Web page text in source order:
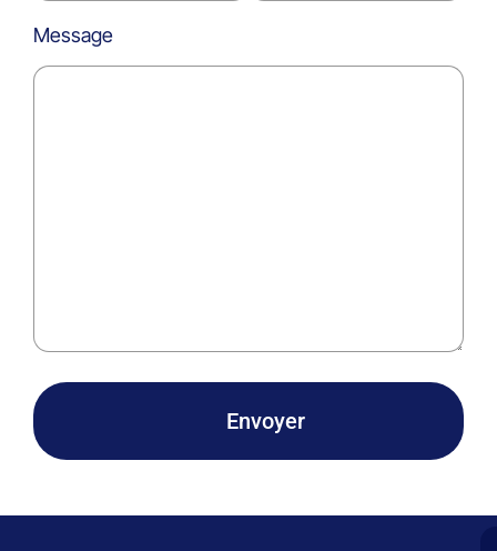
Message
Envoyer